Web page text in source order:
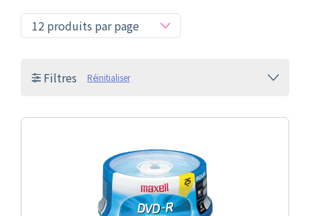
Filtres Réinitialiser